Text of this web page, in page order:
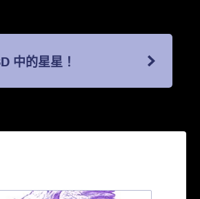
中的星星！